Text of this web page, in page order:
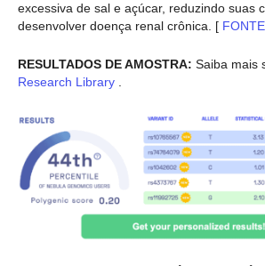
excessiva de sal e açúcar, reduzindo suas
desenvolver doença renal crônica. [ FONTE
RESULTADOS DE AMOSTRA: Saiba mais
Research Library